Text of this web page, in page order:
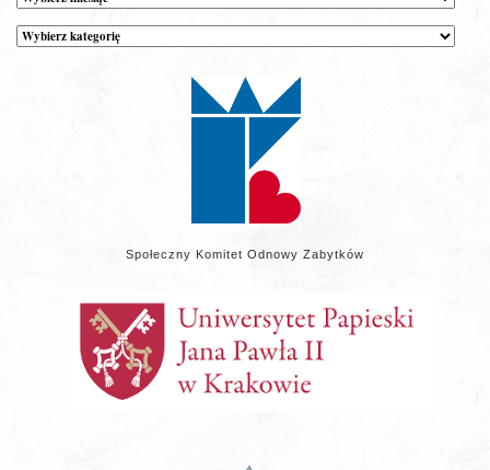
Kategorie
wpisów
Społeczny Komitet Odnowy Zabytków